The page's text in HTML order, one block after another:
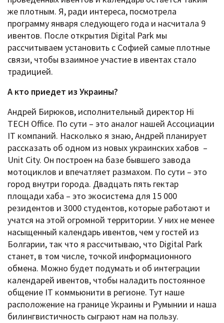
же плотным. Я, ради интереса, посмотрела
программу января следующего года и насчитала 9
ивентов. После открытия Digital Park мы
рассчитываем установить с Софией самые плотные
связи, чтобы взаимное участие в ивентах стало
традицией.
А кто приедет из Украины?
Андрей Бирюков, исполнительный директор Hi
TECH Office. По сути – это аналог нашей Ассоциации
IT компаний. Насколько я знаю, Андрей планирует
рассказать об одном из новых украинских хабов –
Unit City. Он построен на базе бывшего завода
мотоциклов и впечатляет размахом. По сути – это
город внутри города. Двадцать пять гектар
площади хаба – это экосистема для 15 000
резидентов и 3000 студентов, которые работают и
учатся на этой огромной территории. У них не менее
насыщенный календарь ивентов, чем у гостей из
Болгарии, так что я рассчитываю, что Digital Park
станет, в том числе, точкой информационного
обмена. Можно будет подумать и об интеграции
календарей ивентов, чтобы наладить постоянное
общение IT коммьюнити в регионе. Тут наше
расположение на границе Украины и Румынии и наша
билингвистичность сыграют нам на пользу.